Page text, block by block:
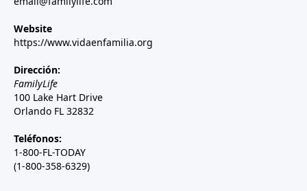
Website
https://www.vidaenfamilia.org
Dirección:
FamilyLife
100 Lake Hart Drive
Orlando FL 32832
Teléfonos:
1-800-FL-TODAY
(1-800-358-6329)